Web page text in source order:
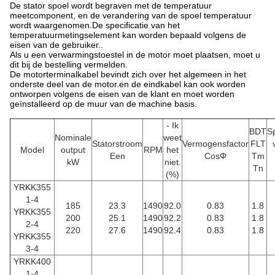
De stator spoel wordt begraven met de temperatuur
meetcomponent, en de verandering van de spoel temperatuur
wordt waargenomen.De specificatie van het
temperatuurmetingselement kan worden bepaald volgens de
eisen van de gebruiker..
Als u een verwarmingstoestel in de motor moet plaatsen, moet u
dit bij de bestelling vermelden.
De motorterminalkabel bevindt zich over het algemeen in het
onderste deel van de motor.en de eindkabel kan ook worden
ontworpen volgens de eisen van de klant en moet worden
geïnstalleerd op de muur van de machine basis.
Model
Nominale
output
kW
Statorstroom
Een
RPM
- Ik
weet
het
niet.
(%)
Vermogensfactor
CosΦ
BDT
FLT
Tm
Tn
YRKK355
1-4
YRKK355
2-4
YRKK355
3-4
185
200
220
23.3
25.1
27.6
1490
1490
1490
92.0
92.2
92.4
0.83
0.83
0.83
1.8
1.8
1.8
YRKK400